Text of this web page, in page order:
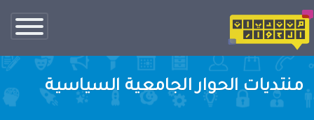
تبديل
الناف
منتديات الحوار الجامعية السياسية